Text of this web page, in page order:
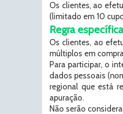
Os clientes, ao
(limitado em 10
Regra
Os clientes, ao
múltiplos em
Para participar, o
dados pessoais
regional que está
apuração.
Não serão